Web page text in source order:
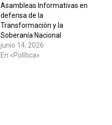
Asambleas Informativas en
defensa de la
Transformación y la
Soberanía Nacional
junio 14, 2026
En «Política»